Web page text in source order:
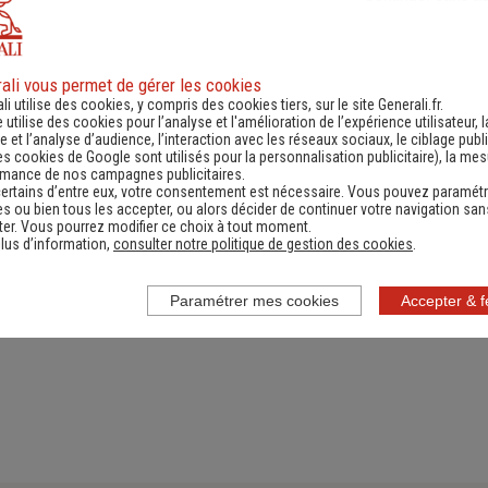
d'information
une actualité,
réglementation...)
Contacter un
(Obtenir un devis,
information, faire un
vous permet de gérer les cookies
utilise des cookies, y compris des cookies tiers, sur le site Generali.fr.
utilise des cookies pour l’analyse et l'amélioration de l’expérience utilisateur,
et l’analyse d’audience, l’interaction avec les réseaux sociaux, le ciblage
cookies de Google sont utilisés pour la personnalisation publicitaire), la
de nos campagnes publicitaires.
d’entre eux, votre consentement est nécessaire. Vous pouvez
ou bien tous les accepter, ou alors décider de continuer votre navigation
Vous pourrez modifier ce choix à tout moment.
d’information, consulter notre politique de gestion des cookies
Accepter &
Paramétrer mes cookies